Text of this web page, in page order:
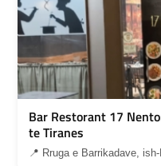
Bar Restorant 17
te Tiranes
📍 Rruga e Barrikadave,